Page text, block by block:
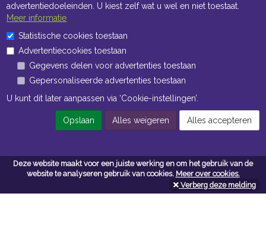
Deze website maakt voor een juiste werking en om het gebruik van de
website te analyseren gebruik van cookies. Meer over cookies.
Verberg deze melding
Openingstijden Kantoor
ma t/m vr 8:30 uur tot 17:00 uur
Openingstijden Magazijn
ma t/m vr 7:00 uur tot 16:30 uur
Navigatie
Algemene voorwaarden
Privacy
advertentiedoeleinden. U kiest zelf wat u wel en niet toestaat.
Meer informatie
Statistische cookies toestaan
Advertentiecookies toestaan
Gegevens delen voor advertenties toestaan
Gepersonaliseerde advertenties toestaan
U kunt dit later aanpassen via ‘Cookie-instellingen’.
Opslaan Alles weigeren Alles accepteren